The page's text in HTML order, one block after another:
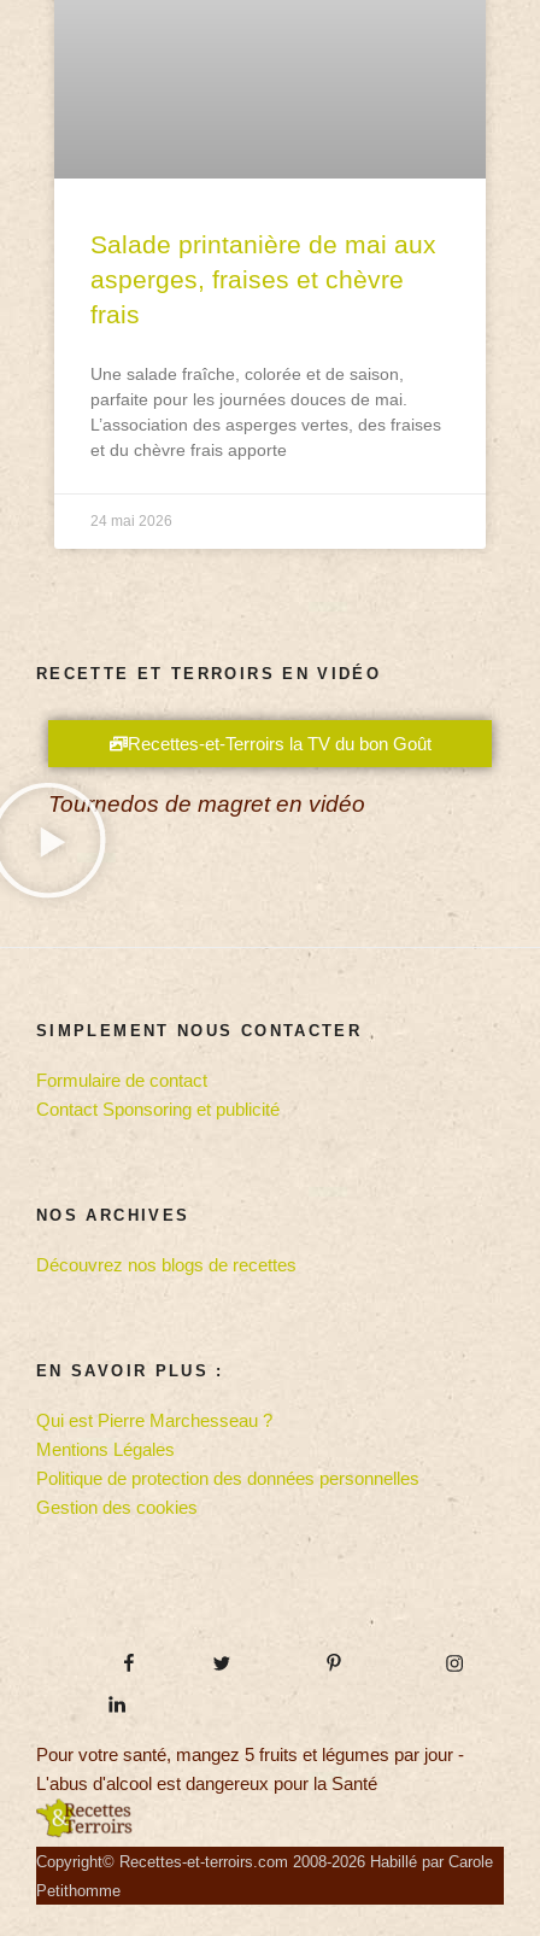
Salade printanière de mai aux
asperges, fraises et chèvre
frais
Une salade fraîche, colorée et de saison,
parfaite pour les journées douces de mai.
L’association des asperges vertes, des fraises
et du chèvre frais apporte
24 mai 2026
RECETTE ET TERROIRS EN VIDÉO
Recettes-et-Terroirs la TV du bon Goût
Tournedos de magret en vidéo
SIMPLEMENT NOUS CONTACTER
Formulaire de contact
Contact Sponsoring et publicité
NOS ARCHIVES
Découvrez nos blogs de recettes
EN SAVOIR PLUS :
Qui est Pierre Marchesseau ?
Mentions Légales
Politique de protection des données personnelles
Gestion des cookies
Pour votre santé, mangez 5 fruits et légumes par jour -
L'abus d'alcool est dangereux pour la Santé
Copyright© Recettes-et-terroirs.com 2008-2026 Habillé par Carole
Petithomme